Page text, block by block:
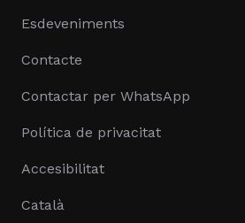
Esdeveniments
Contacte
Contactar per WhatsApp
Política de privacitat
Accesibilitat
Català